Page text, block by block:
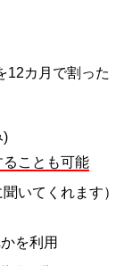
カ月で割った
)
ことも可能
いてくれます）
を利用